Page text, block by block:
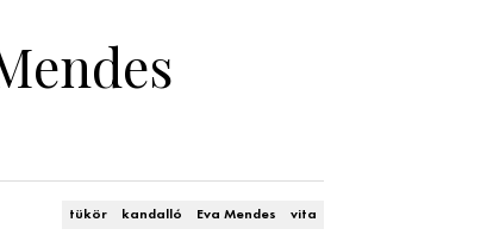
tükör kandalló Eva Mendes vita